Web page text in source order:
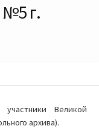
г.
Великой
архива).